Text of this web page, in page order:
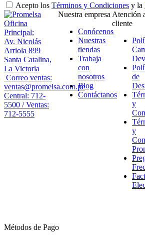
Acepto los Términos y Condiciones y la
Oficina
Principal:
Av. Nicolás
Arriola 899
Santa Catalina,
La Victoria
Correo ventas:
ventas@promelsa.com.pe
Central: 712-
5500 / Ventas:
712-5555
Nuestra empresa
Conócenos
Nuestras
tiendas
Trabaja
con
nosotros
Blog
Contáctanos
Atención
cliente
de
y
y
Métodos de Pago